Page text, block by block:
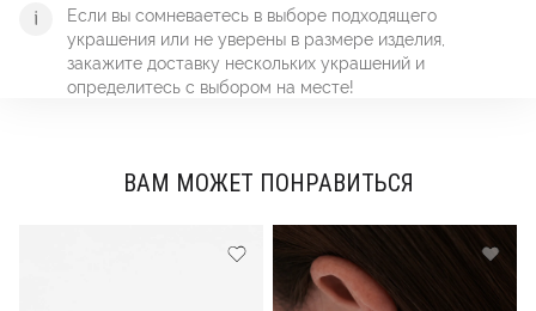
Если вы сомневаетесь в выборе подходящего
украшения или не уверены в размере изделия,
закажите доставку нескольких украшений и
определитесь с выбором на месте!
ВАМ МОЖЕТ ПОНРАВИТЬСЯ